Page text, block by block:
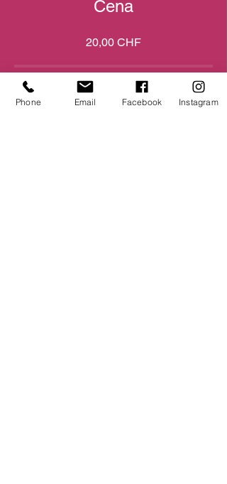
Cena
20,00 CHF
Sdílet
Phone Email Facebook Instagram